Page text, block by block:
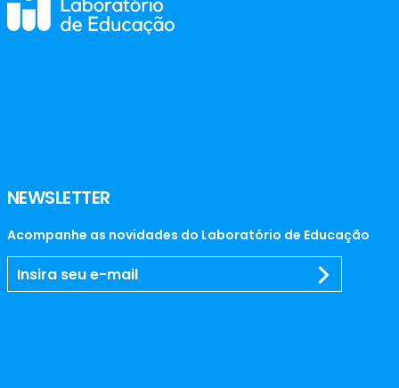
NEWSLETTER
Acompanhe as novidades do Laboratório de Educação